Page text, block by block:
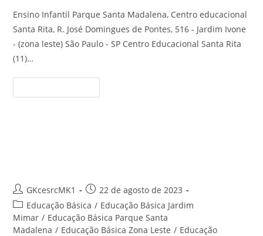
Ensino Infantil Parque Santa Madalena, Centro educacional
Santa Rita, R. José Domingues de Pontes, 516 - Jardim Ivone
- (zona leste) São Paulo - SP Centro Educacional Santa Rita
(11)…
Infantil
Autor
do
post:
GKcesrcMK1
Post
publicado:
22 de agosto de 2023
Categoria
do
post:
Educação Básica / Educação Básica Jardim
Mimar / Educação Básica Parque Santa
Madalena / Educação Básica Zona Leste / Educação